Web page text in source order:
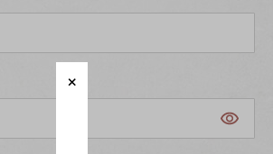
FRIENDS礼盒
所有产品
产品价目表